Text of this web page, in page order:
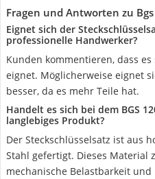
Fragen und Antworten zu
Eignet sich der
professionelle Handwerker?
Kunden kommentieren, dass
eignet. Möglicherweise eignet
besser, da es mehr Teile hat.
Handelt es sich bei dem BGS
langlebiges Produkt?
Der Steckschlüsselsatz ist aus
Stahl gefertigt. Dieses Material
mechanische Belastbarkeit